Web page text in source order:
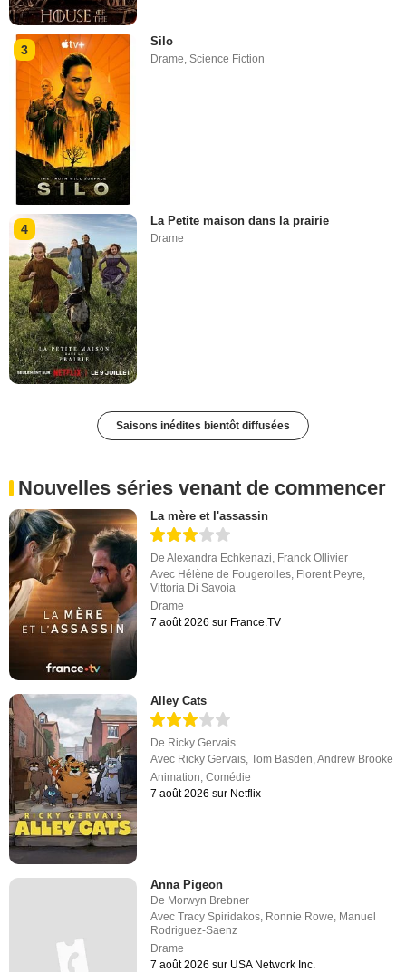
3
Silo
Drame ,Science Fiction
4
La Petite maison dans la prairie
Drame
Saisons inédites bientôt diffusées
Nouvelles séries venant de commencer
La mère et l'assassin
DeAlexandra Echkenazi, Franck Ollivier
Avec Hélène de Fougerolles, Florent Peyre,
Vittoria Di Savoia
Drame
7 août 2026 sur France.TV
Alley Cats
De Ricky Gervais
Avec Ricky Gervais ,Tom Basden ,Andrew Brooke
Animation ,Comédie
7 août 2026 sur Netflix
Anna Pigeon
De Morwyn Brebner
AvecTracy Spiridakos, Ronnie Rowe, Manuel
Rodriguez-Saenz
Drame
7 août 2026 sur USA Network Inc.